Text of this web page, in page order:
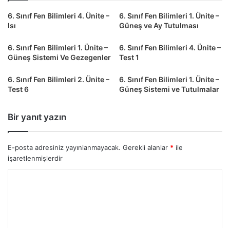
6. Sınıf Fen Bilimleri 4. Ünite –
Isı
6. Sınıf Fen Bilimleri 1. Ünite –
Güneş ve Ay Tutulması
6. Sınıf Fen Bilimleri 1. Ünite –
Güneş Sistemi Ve Gezegenler
6. Sınıf Fen Bilimleri 4. Ünite –
Test 1
6. Sınıf Fen Bilimleri 2. Ünite –
Test 6
6. Sınıf Fen Bilimleri 1. Ünite –
Güneş Sistemi ve Tutulmalar
Bir yanıt yazın
E-posta adresiniz yayınlanmayacak. Gerekli alanlar * ile
işaretlenmişlerdir